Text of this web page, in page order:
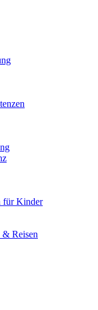
für Kinder
Reisen